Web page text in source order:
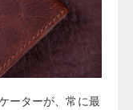
ーターが、常に最